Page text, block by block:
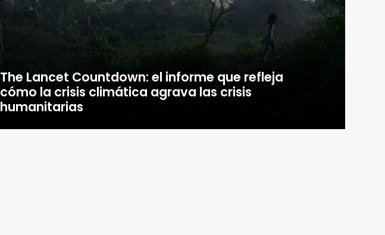
The Lancet Countdown: el informe que refleja
cómo la crisis climática agrava las crisis
humanitarias